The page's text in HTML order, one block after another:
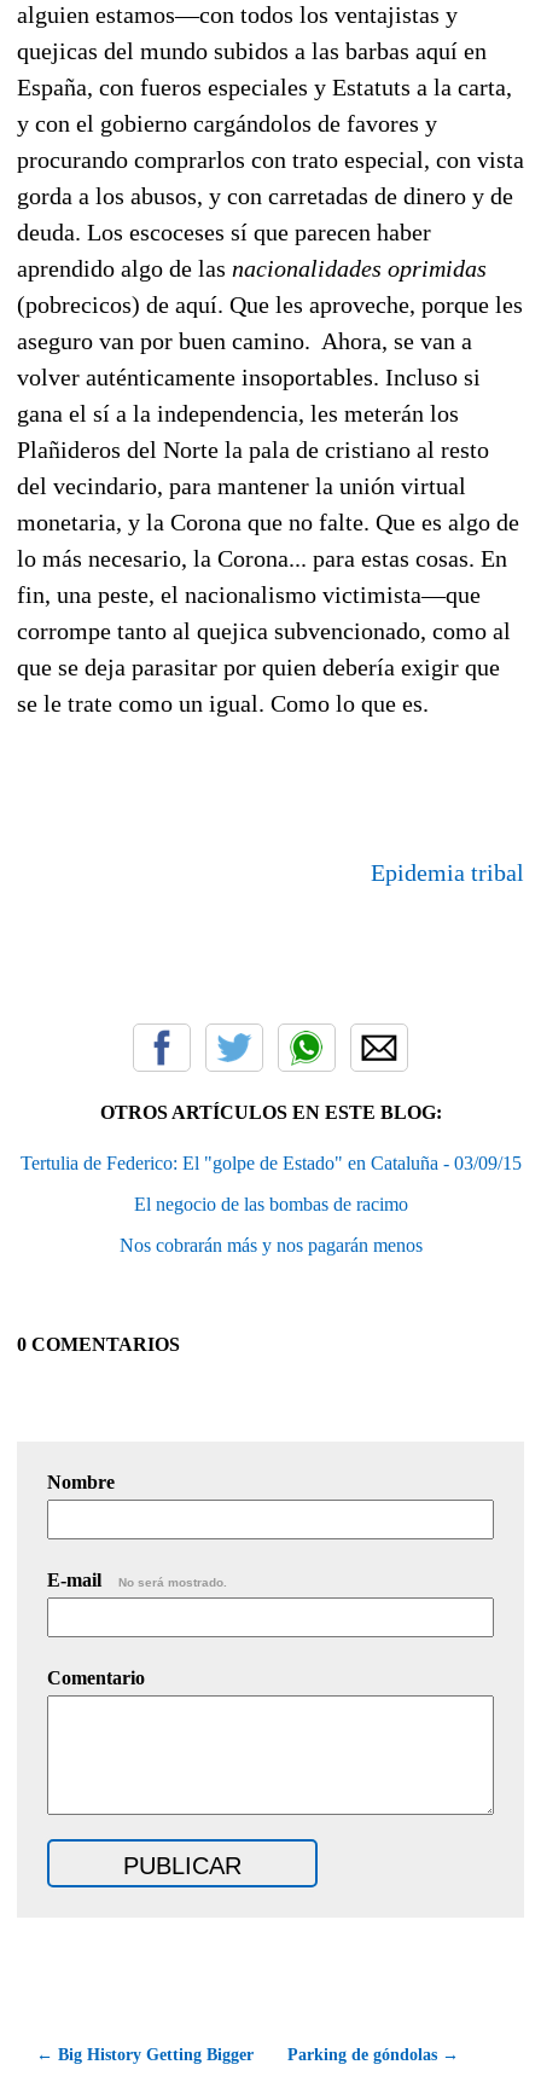
alguien estamos—con todos los ventajistas y
quejicas del mundo subidos a las barbas aquí en
España, con fueros especiales y Estatuts a la carta,
y con el gobierno cargándolos de favores y
procurando comprarlos con trato especial, con vista
gorda a los abusos, y con carretadas de dinero y de
deuda. Los escoceses sí que parecen haber
aprendido algo de las nacionalidades oprimidas
(pobrecicos) de aquí. Que les aproveche, porque les
aseguro van por buen camino. Ahora, se van a
volver auténticamente insoportables. Incluso si
gana el sí a la independencia, les meterán los
Plañideros del Norte la pala de cristiano al resto
del vecindario, para mantener la unión virtual
monetaria, y la Corona que no falte. Que es algo de
lo más necesario, la Corona... para estas cosas. En
fin, una peste, el nacionalismo victimista—que
corrompe tanto al quejica subvencionado, como al
que se deja parasitar por quien debería exigir que
se le trate como un igual. Como lo que es.
Epidemia tribal
OTROS ARTÍCULOS EN ESTE BLOG:
Tertulia de Federico: El "golpe de Estado" en Cataluña - 03/09/15
El negocio de las bombas de racimo
Nos cobrarán más y nos pagarán menos
0 COMENTARIOS
Nombre
E-mail No será mostrado.
Comentario
← Big History Getting Bigger Parking de góndolas →